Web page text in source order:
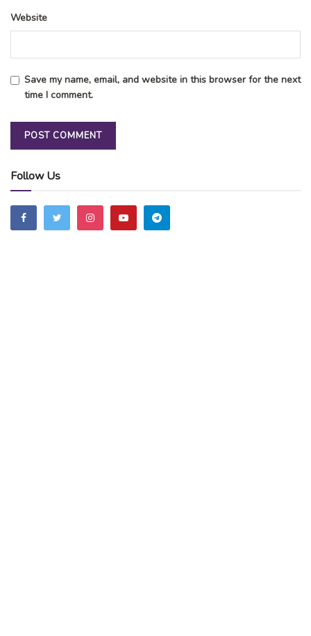
Website
Save my name, email, and website in this browser for the next
time I comment.
Follow Us